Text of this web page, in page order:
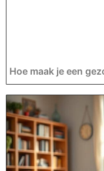
Hoe maak je een